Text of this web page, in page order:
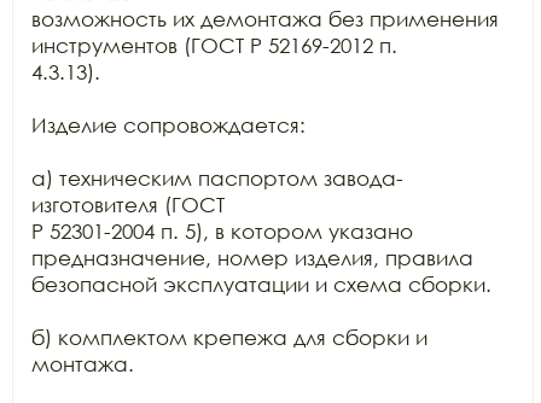
возможность их демонтажа без применения
инструментов (ГОСТ Р 52169-2012 п.
4.3.13).
Изделие сопровождается:
а) техническим паспортом завода-
изготовителя (ГОСТ
Р 52301-2004 п. 5), в котором указано
предназначение, номер изделия, правила
безопасной эксплуатации и схема сборки.
б) комплектом крепежа для сборки и
монтажа.